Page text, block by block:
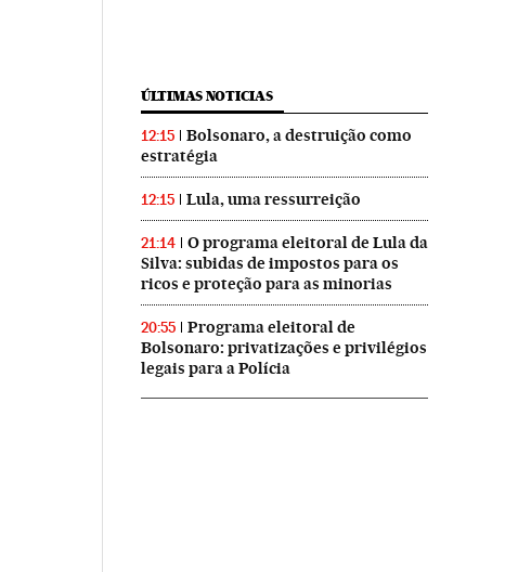
ÚLTIMAS NOTICIAS
12:15
Bolsonaro, a destruição como
estratégia
12:15 Lula, uma ressurreição
21:14
O programa eleitoral de Lula da
Silva: subidas de impostos para os
ricos e proteção para as minorias
20:55
Programa eleitoral de
Bolsonaro: privatizações e privilégios
legais para a Polícia